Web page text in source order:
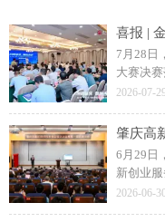
7月28日
大赛决
主办，
2026-07-
6月29日
新创业
相关领
2026-06-